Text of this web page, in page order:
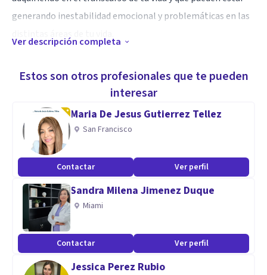
generando inestabilidad emocional y problemáticas en las
La psicoterapia es un trabajo en equipo en el que juntos
vamos a entender tus patrones de pensamiento y conducta
con la finalidad de modificar aquellos que resulten
disfuncionales, cambiándolos por unos más adaptativos y
que generen mayor bienestar emocional.
Ofrezco psicoterapia dirigida a adolescentes y adultos, ya
sea de modalidad online o presencial en el Oficentro El
Picacho, San Antonio de Los Altos.
Estaré feliz de acompañarte en el proceso terapéutico y que
juntos generemos cambios significativos en tu vida. Para
Ver descripción completa
Estos son otros profesionales que te pueden
interesar
Maria De Jesus Gutierrez Tellez
San Francisco
Contactar Ver perfil
Sandra Milena Jimenez Duque
Miami
Contactar Ver perfil
Jessica Perez Rubio